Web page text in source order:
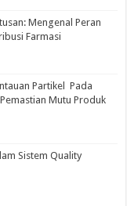
Mengenal Peran
Farmasi
Partikel Pada
Mutu Produk
Sistem Quality